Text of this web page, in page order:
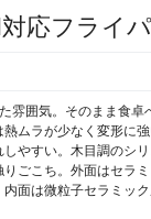
応フライ
雰囲気。そのまま食
ムラが少なく変形に
やすい。木目調のシ
ごこち。外面はセラ
面は微粒子セラミッ